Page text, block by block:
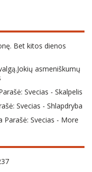
Bet kitos dienos
asmeniškumų
Svecias - Skalpelis
Svecias - Shlapdryba
Parašė: Svecias - More